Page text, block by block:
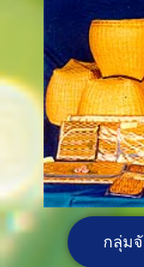
กลุ่ม